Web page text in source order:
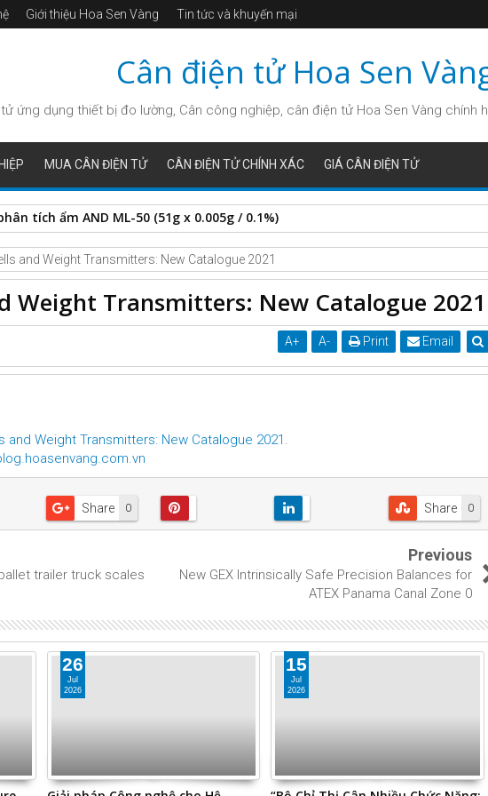
Giới thiệu Hoa Sen Vàng Tin tức và khuyến mại
Cân điện tử Hoa Sen
ứng dụng thiết bị đo lường, Cân công nghiệp, cân điện tử Hoa Sen Vàng chính
MUA CÂN ĐIỆN TỬ CÂN ĐIỆN TỬ CHÍNH XÁC GIÁ CÂN ĐIỆN TỬ
tích ẩm AND ML-50 (51g x 0.005g / 0.1%)
and Weight Transmitters: New Catalogue 2021
Weight Transmitters: New Catalogue 2021
A+ A- Print Email
and Weight Transmitters: New Catalogue 2021 .
0
Share 0
Share
trailer truck scales
Previous
New GEX Intrinsically Safe Precision Balances for
ATEX Panama Canal Zone 0
26
Jul
2026
15
Jul
2026